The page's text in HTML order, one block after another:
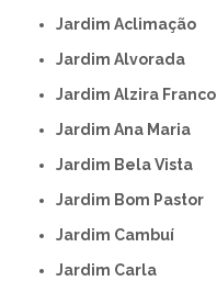
Jardim Aclimação
Jardim Alvorada
Jardim Alzira Franco
Jardim Ana Maria
Jardim Bela Vista
Jardim Bom Pastor
Jardim Cambuí
Jardim Carla